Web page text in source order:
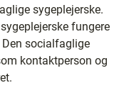
sygeplejerske.
fungere
socialfaglige
kontaktperson og